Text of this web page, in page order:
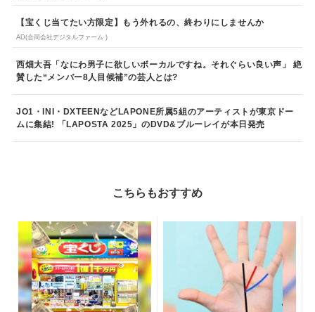
【宝くじ当てたい方限定】もう外れるの、終わりにしませんか
AD(合同会社デジタルファーム )
西畑大吾「なにわ男子に欲しいボーカルですね。それぐらい良い声」 絶
賛した“メンバー8人目候補”の芸人とは?
JO1・INI・DXTEENなどLAPONE所属5組のアーティストが東京ドー
ムに集結! 「LAPOSTA 2025」のDVD&ブルーレイが本日発売
こちらもおすすめ